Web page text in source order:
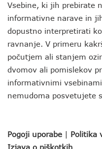
Vsebine, ki jih prebirate
informativne narave in
dopustno interpretirati
ravnanje. V primeru
počutjem ali stanjem
dvomov ali pomislekov
informativnimi
nemudoma posvetujete
Pogoji uporabe | Politika
Izjava o piškotkih